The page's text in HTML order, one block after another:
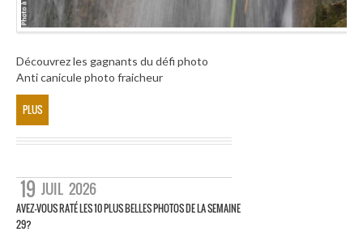
Découvrez les gagnants du défi photo
Anti canicule photo fraicheur
PLUS
19 JUIL 2026
AVEZ-VOUS RATÉ LES 10 PLUS BELLES PHOTOS DE LA SEMAINE
29?